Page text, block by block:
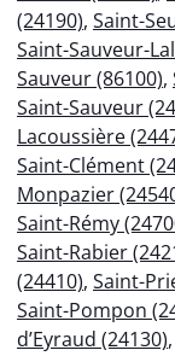
(24190), Saint-
Saint-Sauveur-
Sauveur (86100),
Saint-Sauveur
Lacoussière
Saint-Clément
Monpazier
Saint-Rémy
Saint-Rabier
(24410), Saint-
Saint-Pompon
d’Eyraud (24130),